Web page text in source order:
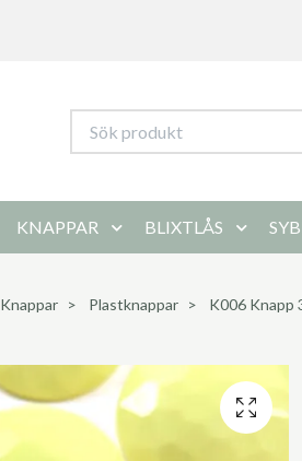
KNAPPAR BLIXTLÅS
Knappar Plastknappar K006 Knapp